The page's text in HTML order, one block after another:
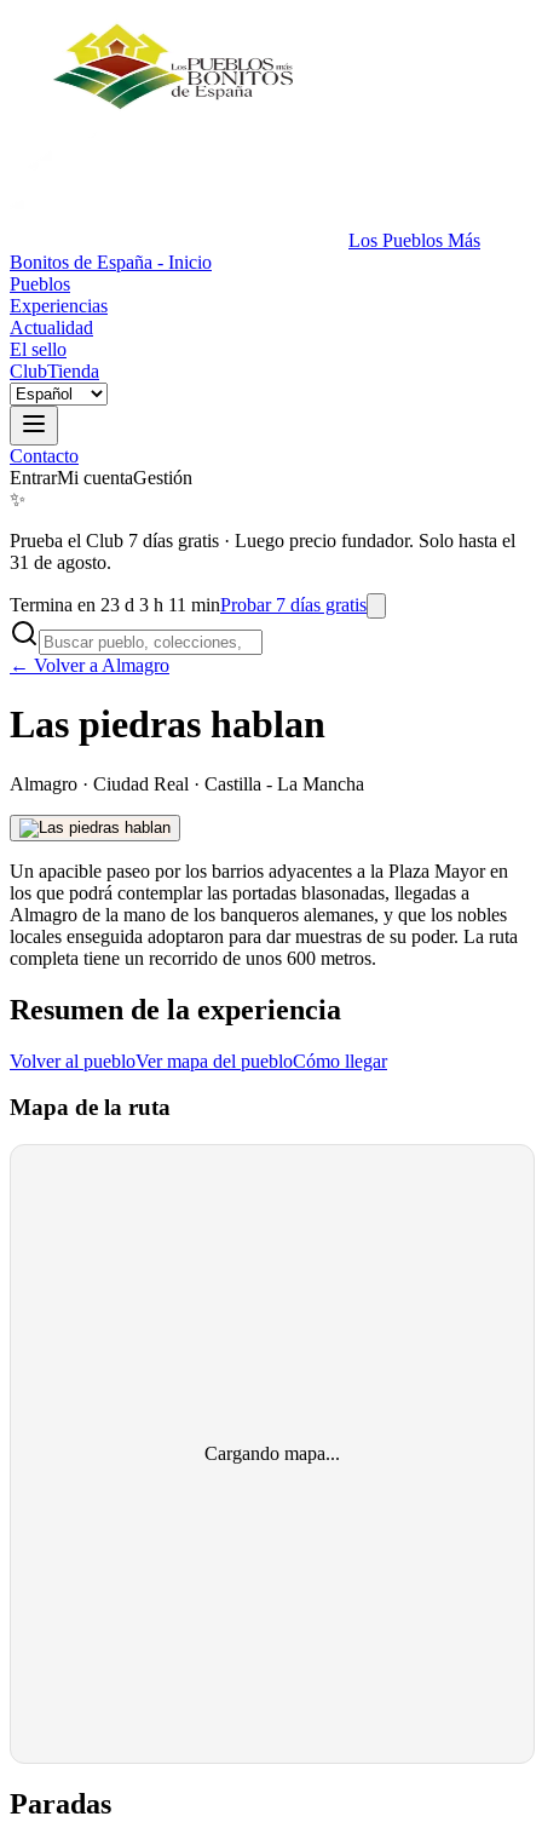
Los Pueblos Más
Bonitos de España - Inicio
Pueblos
Experiencias
Actualidad
El sello
ClubTienda
Contacto
EntrarMi cuentaGestión
✨
Prueba el Club 7 días gratis · Luego precio fundador. Solo hasta el
31 de agosto.
Termina en 23 d 3 h 11 minProbar 7 días gratis
← Volver a Almagro
Las piedras hablan
Almagro · Ciudad Real · Castilla - La Mancha
Un apacible paseo por los barrios adyacentes a la Plaza Mayor en
los que podrá contemplar las portadas blasonadas, llegadas a
Almagro de la mano de los banqueros alemanes, y que los nobles
locales enseguida adoptaron para dar muestras de su poder. La ruta
completa tiene un recorrido de unos 600 metros.
Resumen de la experiencia
Volver al puebloVer mapa del puebloCómo llegar
Mapa de la ruta
Cargando mapa...
Paradas